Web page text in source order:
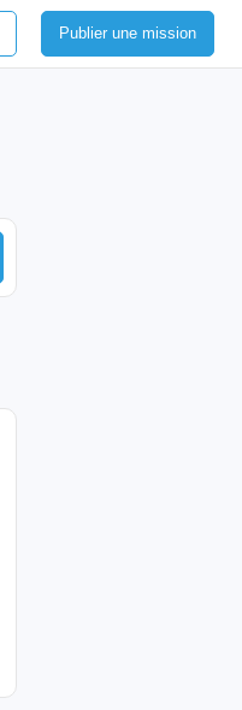
Publier une mission